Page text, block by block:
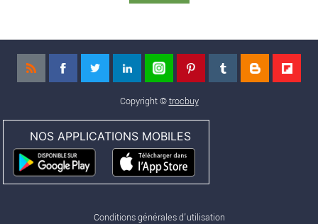
Copyright ©trocbuy
NOS APPLICATIONS MOBILES
Conditions générales d'utilisation